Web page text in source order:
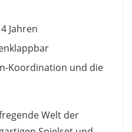
Jahren
Koordination und die
Welt der